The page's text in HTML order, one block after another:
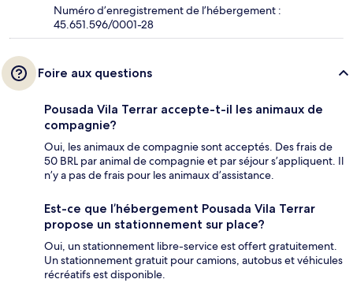
Numéro d’enregistrement de l’hébergement :
45.651.596/0001-28
Foire aux questions
Pousada Vila Terrar accepte-t-il les animaux de
compagnie?
Oui, les animaux de compagnie sont acceptés. Des frais de
50 BRL par animal de compagnie et par séjour s’appliquent. Il
n’y a pas de frais pour les animaux d’assistance.
Est-ce que l’hébergement Pousada Vila Terrar
propose un stationnement sur place?
Oui, un stationnement libre-service est offert gratuitement.
Un stationnement gratuit pour camions, autobus et véhicules
récréatifs est disponible.